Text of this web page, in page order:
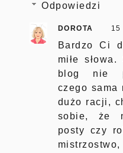
Odpowiedzi
DOROTA 15
Bardzo Ci
miłe
blog nie
czego sama
dużo racji,
sobie, że
posty czy